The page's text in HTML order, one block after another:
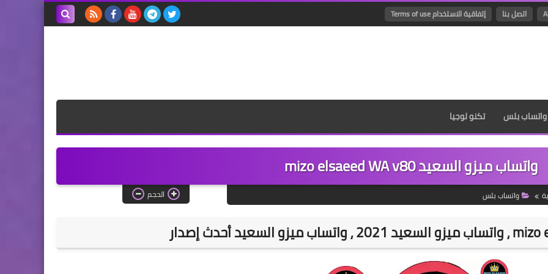
اتصل بنا إتفاقية الاستخدام Terms of use
واتساب بلس تكنو لوجيا
واتساب ميزو السعيد mizo elsaeed WA v80
واتساب بلس الحجم